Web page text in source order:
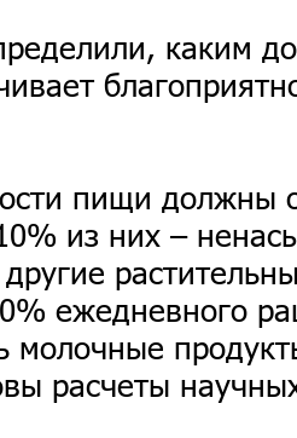
каким
пищи должны
из них –
ежедневного
молочные
расчеты